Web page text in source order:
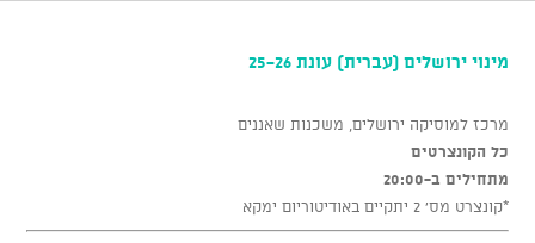
מינוי ירושלים (עברית) עונת 25-26
מרכז למוסיקה ירושלים, משכנות שאננים
כל הקונצרטים
מתחילים ב-20:00
*קונצרט מס’ 2 יתקיים באודיטוריום ימקא